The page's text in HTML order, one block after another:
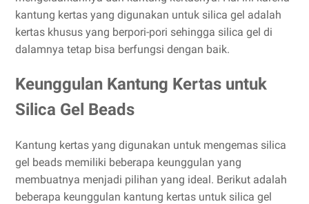
kantung kertas yang digunakan untuk silica gel adalah
kertas khusus yang berpori-pori sehingga silica gel di
dalamnya tetap bisa berfungsi dengan baik.
Keunggulan Kantung Kertas untuk
Silica Gel Beads
Kantung kertas yang digunakan untuk mengemas silica
gel beads memiliki beberapa keunggulan yang
membuatnya menjadi pilihan yang ideal. Berikut adalah
beberapa keunggulan kantung kertas untuk silica gel